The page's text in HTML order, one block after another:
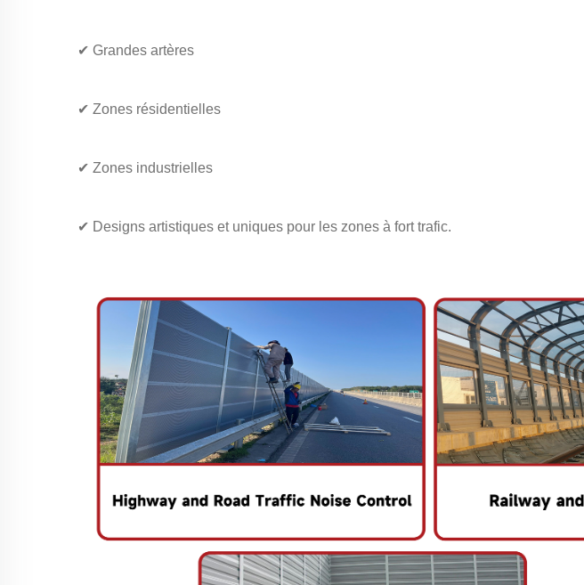
✔ Grandes artères
✔ Zones résidentielles
✔ Zones industrielles
✔ Designs artistiques et uniques pour les zones à fort trafic.